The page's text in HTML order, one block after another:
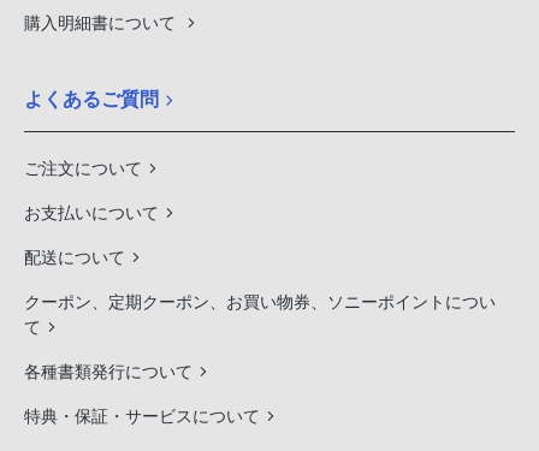
購入明細書について
よくあるご質問
ご注文について
お支払いについて
配送について
クーポン、定期クーポン、お買い物券、ソニーポイントについ
て
各種書類発行について
特典・保証・サービスについて